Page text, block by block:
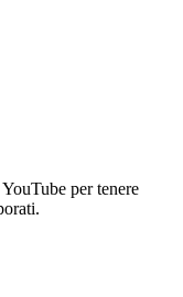
per tenere